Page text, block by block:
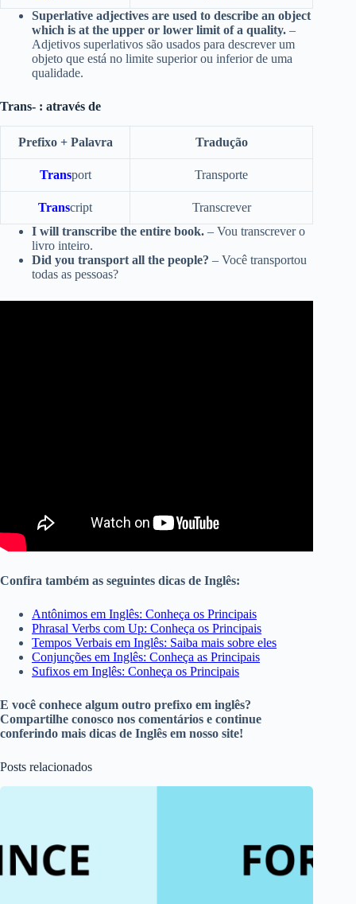
Superlative adjectives are used to describe an object
which is at the upper or lower limit of a quality. –
Adjetivos superlativos são usados para descrever um
objeto que está no limite superior ou inferior de uma
qualidade.
Trans- : através de
Prefixo + Palavra Tradução
Transport Transporte
Transcript
Transcrever
I will transcribe the entire book. – Vou transcrever o
livro inteiro.
Did you transport all the people? – Você transportou
todas as pessoas?
Confira também as seguintes dicas de Inglês:
Antônimos em Inglês: Conheça os Principais
Phrasal Verbs com Up: Conheça os Principais
Tempos Verbais em Inglês: Saiba mais sobre eles
Conjunções em Inglês: Conheça as Principais
Sufixos em Inglês: Conheça os Principais
E você conhece algum outro prefixo em inglês?
Compartilhe conosco nos comentários e continue
conferindo mais dicas de Inglês em nosso site!
Posts relacionados